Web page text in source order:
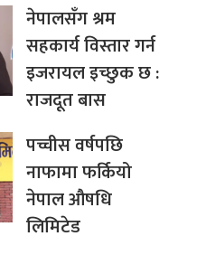
नेपालसँग श्रम
सहकार्य विस्तार गर्न
इजरायल इच्छुक छ :
राजदूत बास
पच्चीस वर्षपछि
नाफामा फर्कियो
नेपाल औषधि
लिमिटेड